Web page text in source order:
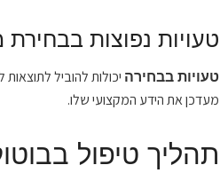
טעויות נפוצות
טעויות בבחירה יכולות להוביל
מעדכן את הידע המקצועי שלו.
תהליך טיפול